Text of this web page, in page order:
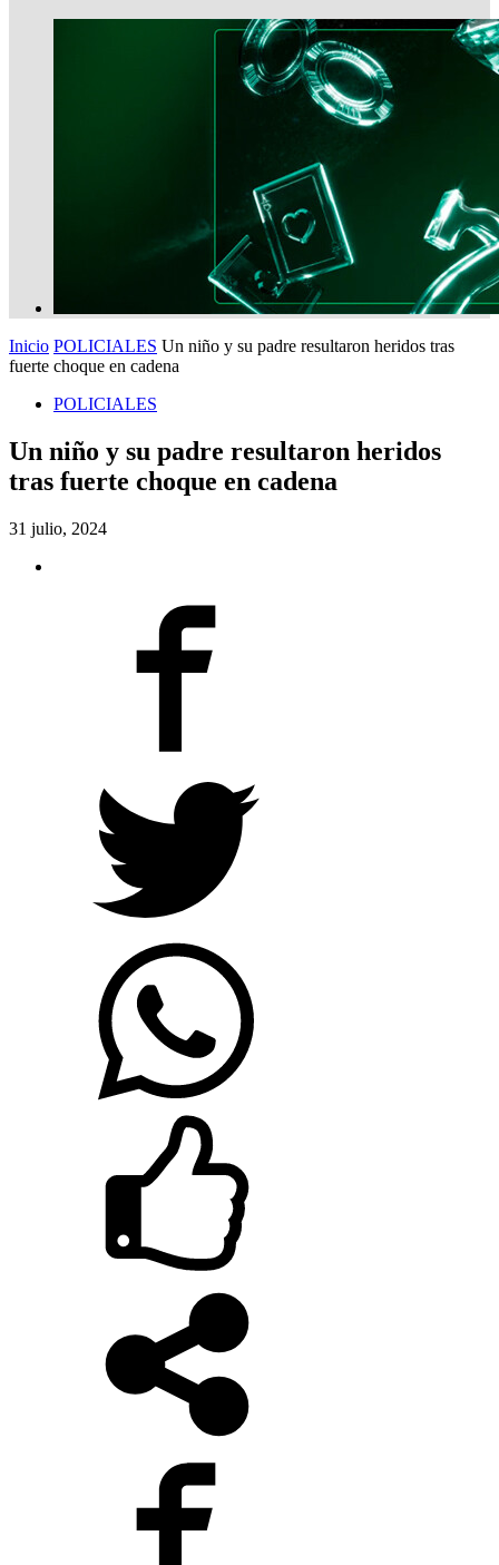
Inicio POLICIALES Un niño y su padre resultaron heridos tras
fuerte choque en cadena
POLICIALES
Un niño y su padre resultaron heridos
tras fuerte choque en cadena
31 julio, 2024